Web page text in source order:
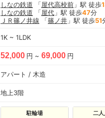
しなの鉄道 「屋代高校前 」駅 徒歩
しなの鉄道 「屋代 」駅 徒歩47分
ＪＲ篠ノ井線 「篠ノ井 」駅 徒歩51
1K ~ 1LDK
52,000 円 ~ 69,000 円
アパート / 木造
地上3階
駐輪場 二